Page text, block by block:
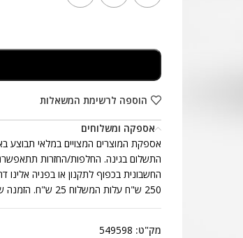
הוספה לרשימת המשאלות
אספקה ומשלוחים
250 ש"ח עלות המשלוח 25 ש"ח. הזמנה שכוללת יותר מזוג נעלים אחד, ייתכן ותתקבל ביותר ממשלוח אחד.
מק"ט: 549598